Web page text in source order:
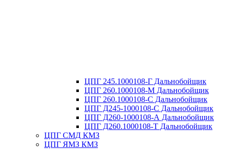
ЦПГ 245.1000108-Г Дальнобойщик
ЦПГ 260.1000108-М Дальнобойщик
ЦПГ 260.1000108-С Дальнобойщик
ЦПГ Д245-1000108-С Дальнобойщик
ЦПГ Д260-1000108-А Дальнобойщик
ЦПГ Д260.1000108-Т Дальнобойщик
ЦПГ СМД КМЗ
ЦПГ ЯМЗ КМЗ